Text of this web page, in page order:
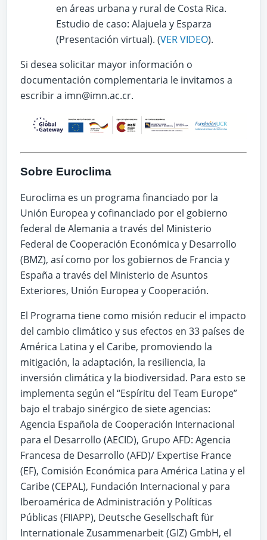
en áreas urbana y rural de Costa Rica.
Estudio de caso: Alajuela y Esparza
(Presentación virtual). (VER VIDEO).
Si desea solicitar mayor información o
documentación complementaria le invitamos a
escribir a imn@imn.ac.cr.
Sobre Euroclima
Euroclima es un programa financiado por la
Unión Europea y cofinanciado por el gobierno
federal de Alemania a través del Ministerio
Federal de Cooperación Económica y Desarrollo
(BMZ), así como por los gobiernos de Francia y
España a través del Ministerio de Asuntos
Exteriores, Unión Europea y Cooperación.
El Programa tiene como misión reducir el impacto
del cambio climático y sus efectos en 33 países de
América Latina y el Caribe, promoviendo la
mitigación, la adaptación, la resiliencia, la
inversión climática y la biodiversidad. Para esto se
implementa según el “Espíritu del Team Europe”
bajo el trabajo sinérgico de siete agencias:
Agencia Española de Cooperación Internacional
para el Desarrollo (AECID), Grupo AFD: Agencia
Francesa de Desarrollo (AFD)/ Expertise France
(EF), Comisión Económica para América Latina y el
Caribe (CEPAL), Fundación Internacional y para
Iberoamérica de Administración y Políticas
Públicas (FIIAPP), Deutsche Gesellschaft für
Internationale Zusammenarbeit (GIZ) GmbH, el